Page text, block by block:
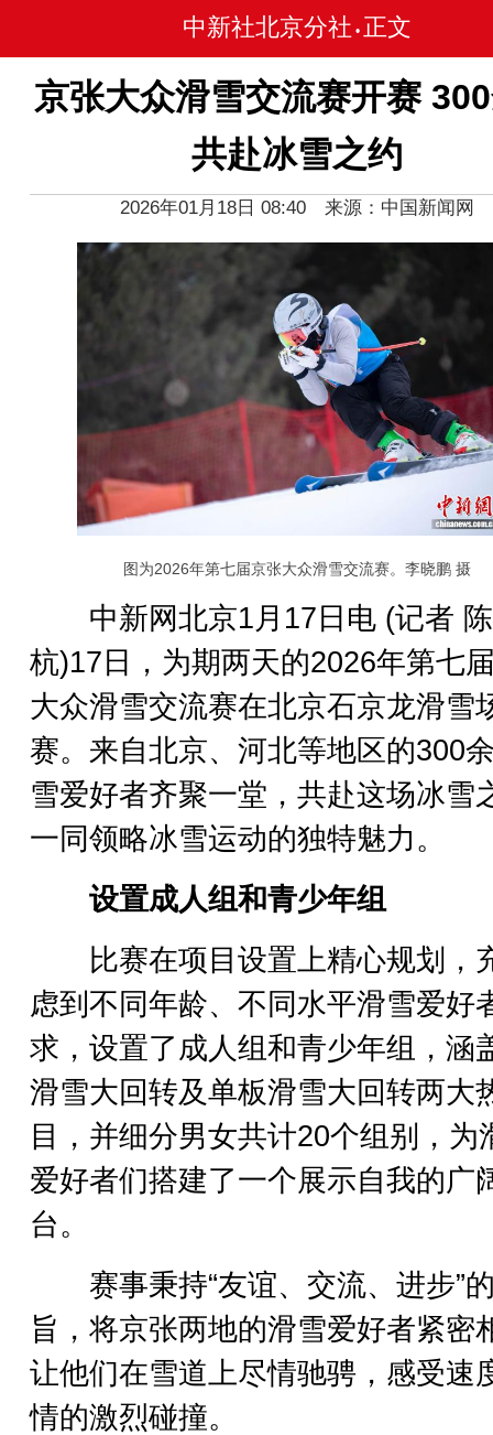
中新社北京分社 • 正文
京张大众滑雪交流赛开赛
共赴冰雪之约
2026年01月18日 08:40 来源：中国新闻网
图为2026年第七届京张大众滑雪交流赛。李晓鹏 摄
中新网北京1月17日电 (记者 陈
杭)17日，为期两天的2026年第七
大众滑雪交流赛在北京石京龙滑雪
赛。来自北京、河北等地区的300
雪爱好者齐聚一堂，共赴这场冰雪
一同领略冰雪运动的独特魅力。
设置成人组和青少年组
比赛在项目设置上精心规划，
虑到不同年龄、不同水平滑雪爱好
求，设置了成人组和青少年组，涵
滑雪大回转及单板滑雪大回转两大
目，并细分男女共计20个组别，为
爱好者们搭建了一个展示自我的广
台。
赛事秉持“友谊、交流、进步”
旨，将京张两地的滑雪爱好者紧密
让他们在雪道上尽情驰骋，感受速
情的激烈碰撞。